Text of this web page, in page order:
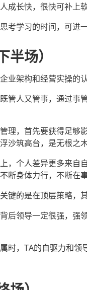
成长快，很快可补上
考学习的时间，可进
场）
业架构和经营实操的
管人又管事，通过事
理，首先要获得足够
沙筑高台，是无根之
，个人差异更多来自
断身体力行，不断在
键的是在顶层策略，
后领导一定很强，强
时，TA的自驱力和